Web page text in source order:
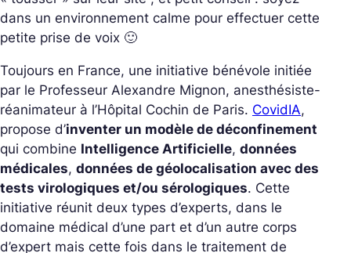
dans un environnement calme pour effectuer cette
petite prise de voix 🙂
Toujours en France, une initiative bénévole initiée
par le Professeur Alexandre Mignon, anesthésiste-
réanimateur à l’Hôpital Cochin de Paris. CovidIA,
propose d’inventer un modèle de déconfinement
qui combine Intelligence Artificielle, données
médicales, données de géolocalisation avec des
tests virologiques et/ou sérologiques. Cette
initiative réunit deux types d’experts, dans le
domaine médical d’une part et d’un autre corps
d’expert mais cette fois dans le traitement de